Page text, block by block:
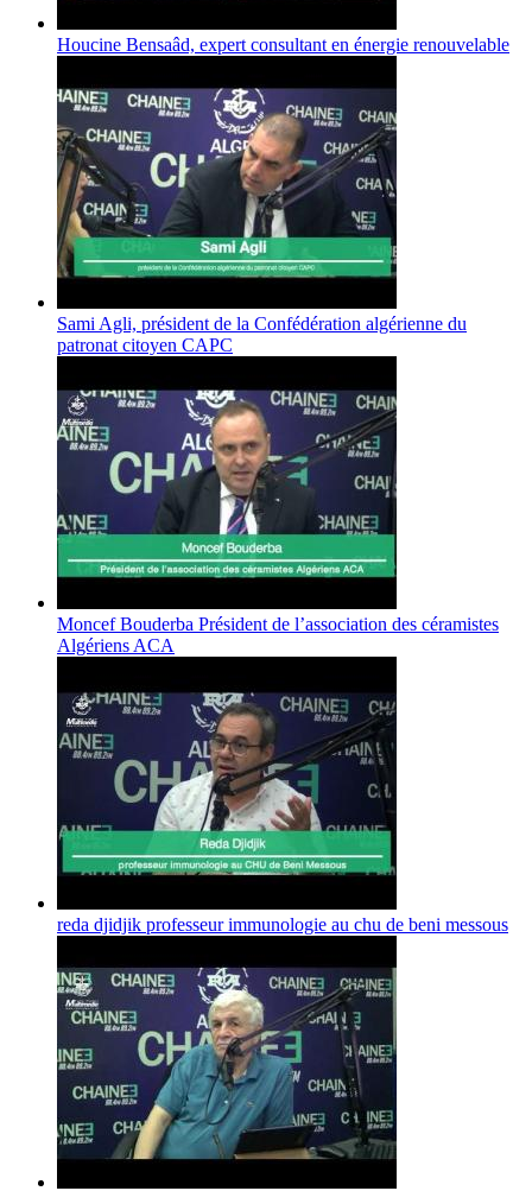
Houcine Bensaâd, expert consultant en énergie renouvelable
Sami Agli, président de la Confédération algérienne du
patronat citoyen CAPC
Moncef Bouderba Président de l’association des céramistes
Algériens ACA
reda djidjik professeur immunologie au chu de beni messous